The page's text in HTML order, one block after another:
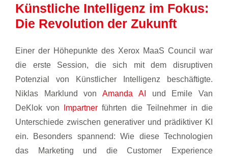
Künstliche Intelligenz im Fokus:
Die Revolution der Zukunft
Einer der Höhepunkte des Xerox MaaS Council war
die erste Session, die sich mit dem disruptiven
Potenzial von Künstlicher Intelligenz beschäftigte.
Niklas Marklund vonAmanda AI
und Emile Van
DeKlok von
Impartner führten die Teilnehmer in die
Unterschiede zwischen generativer und prädiktiver KI
ein. Besonders spannend: Wie diese Technologien
das Marketing und die Customer Experience